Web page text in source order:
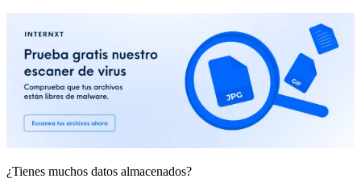
¿Tienes muchos datos almacenados?